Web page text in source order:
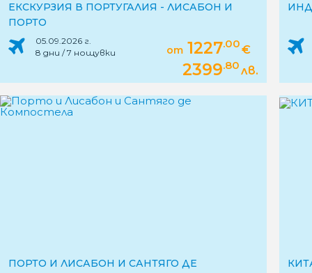
ЕКСКУРЗИЯ В ПОРТУГАЛИЯ - ЛИСАБОН И
ПОРТО
05.09.2026 г.
8 дни / 7 нощувки
от 1227.00€
2399.80лв.
ПОРТО И ЛИСАБОН И САНТЯГО ДЕ